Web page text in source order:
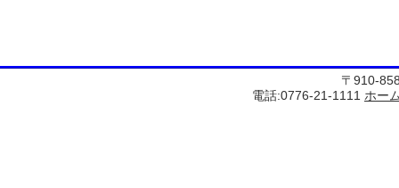
〒910-
電話:0776-21-1111 ホー